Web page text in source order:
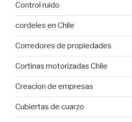
Control ruido
cordeles en Chile
Corredores de propiedades
Cortinas motorizadas Chile
Creacion de empresas
Cubiertas de cuarzo